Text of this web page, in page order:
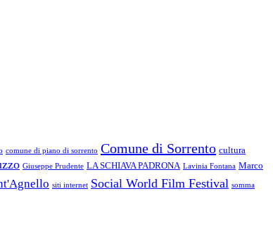
comune di piano di sorrento Comune di Sorrento cultura
Giuseppe Prudente LA SCHIAVA PADRONA Lavinia Fontana Marco
siti internet Social World Film Festival somma